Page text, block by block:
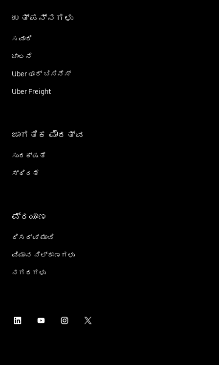
ಉತ್ಪನ್ನಗಳು
ಸವಾರಿ
ಚಾಲನೆ
Uber ಫಾರ್ ಬಿಸಿನೆಸ್
Uber Freight
ಜಾಗತಿಕ ಪೌರತ್ವ
ಸುರಕ್ಷತೆ
ಸ್ಥಿರತೆ
ಪ್ರಯಾಣ
ರಿಸರ್ವ್ ಮಾಡಿ
ವಿಮಾನ ನಿಲ್ದಾಣಗಳು
ನಗರಗಳು